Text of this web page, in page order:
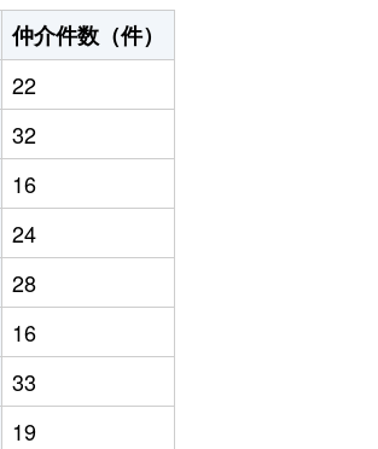
仲介件数（件）
22
32
16
24
28
16
33
19